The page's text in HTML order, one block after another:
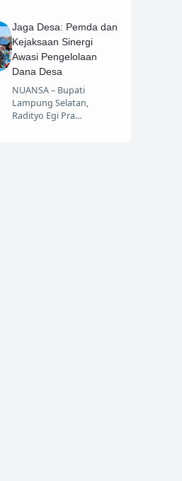
Jaga Desa: Pemda dan
Kejaksaan Sinergi
Awasi Pengelolaan
Dana Desa
NUANSA – Bupati
Lampung Selatan,
Radityo Egi Pra…